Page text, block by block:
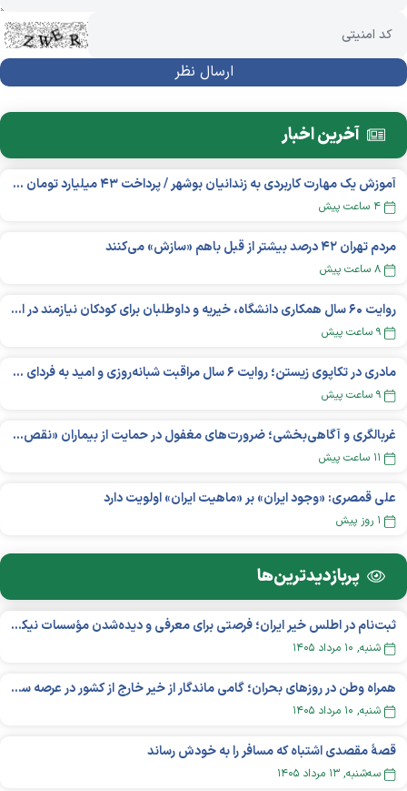
آخرین اخبار
آموزش یک مهارت کاربردی به زندانیان بوشهر / پرداخت ۴۳ میلیارد تومان تسهیلات خوداشتغالی
۴ ساعت پیش
مردم تهران ۴۲ درصد بیشتر از قبل باهم «سازش» می‌کنند
۸ ساعت پیش
روایت ۶۰ سال همکاری دانشگاه، خیریه و داوطلبان برای کودکان نیازمند در استرالیا
۹ ساعت پیش
مادری در تکاپوی زیستن؛ روایت ۶ سال مراقبت شبانه‌روزی و امید به فردای «نورا»
۹ ساعت پیش
غربالگری و آگاهی‌بخشی؛ ضرورت‌های مغفول در حمایت از بیماران «نقص ایمنی اولیه»
۱۱ ساعت پیش
علی قمصری: «وجود ایران» بر «ماهیت ایران» اولویت دارد
۱ روز پیش
پربازدید‌ترین‌ها
ثبت‌نام در اطلس خیر ایران؛ فرصتی برای معرفی و دیده‌شدن مؤسسات نیکوکاری
شنبه, ۱۰ مرداد ۱۴۰۵
همراه وطن در روزهای بحران؛ گامی ماندگار از خیر خارج از کشور در عرصه سلامت
شنبه, ۱۰ مرداد ۱۴۰۵
قصهٔ مقصدی اشتباه که مسافر را به خودش رساند
سه‌شنبه, ۱۳ مرداد ۱۴۰۵